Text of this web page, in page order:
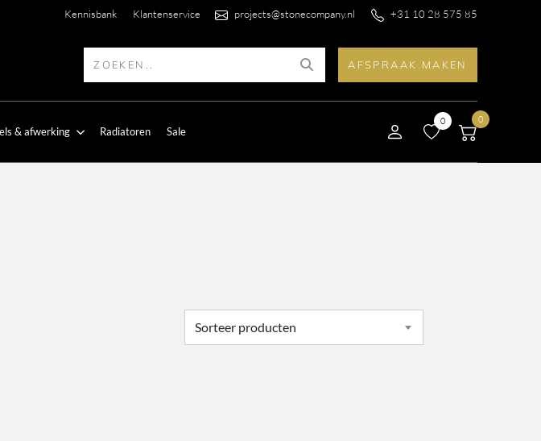
Kennisbank Klantenservice projects@stonecompany.nl +31 10 28 575 85
AFSPRAAK MAKEN
& afwerking Radiatoren Sale
0 0